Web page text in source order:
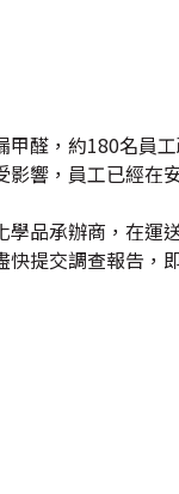
醛，約180名員
響，員工已經在
品承辦商，在
提交調查報告，